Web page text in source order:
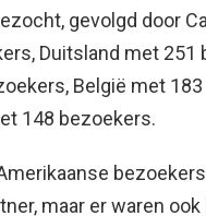
gevolgd door
Duitsland met 251
België met
148 bezoekers.
maar er waren